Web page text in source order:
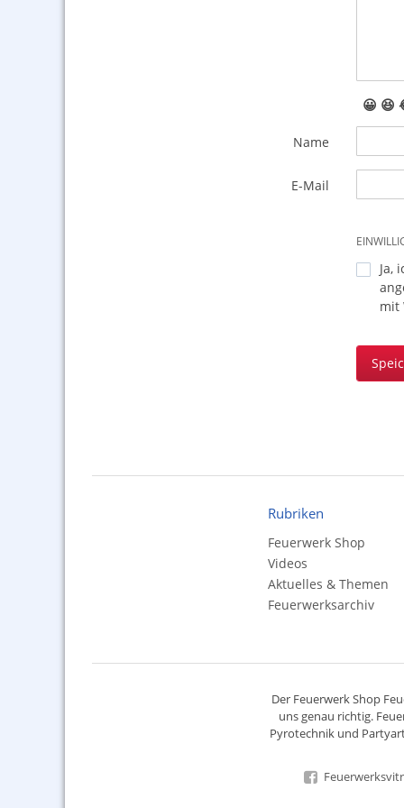
😀 😆
Name
E-Mail
Ja,
mit
Rubriken
Feuerwerk Shop
Videos
Aktuelles & Themen
Feuerwerksarchiv
Der Feuerwerk Shop
uns genau richtig.
Pyrotechnikund